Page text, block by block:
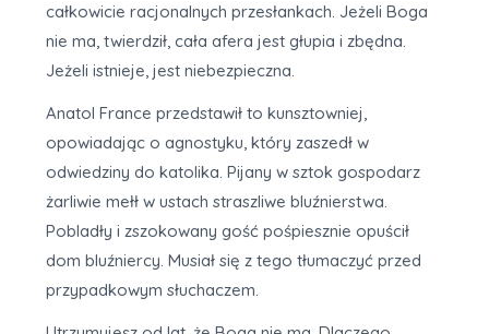
całkowicie racjonalnych przesłankach. Jeżeli Boga
nie ma, twierdził, cała afera jest głupia i zbędna.
Jeżeli istnieje, jest niebezpieczna.
Anatol France przedstawił to kunsztowniej,
opowiadając o agnostyku, który zaszedł w
odwiedziny do katolika. Pijany w sztok gospodarz
żarliwie mełł w ustach straszliwe bluźnierstwa.
Pobladły i zszokowany gość pośpiesznie opuścił
dom bluźniercy. Musiał się z tego tłumaczyć przed
przypadkowym słuchaczem.